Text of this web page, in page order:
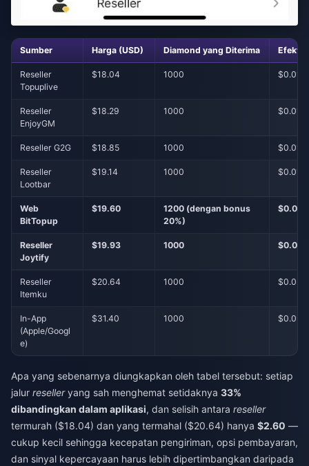
Sumber Harga (USD) Diamond yang Diterima Efektif
Reseller
Topuplive
$18.04 1000
Reseller
EnjoyGM
$18.29 1000
Reseller G2G $18.85 1000
Reseller
Lootbar
$19.14 1000
Web
BitTopup
$19.60
1200 (dengan bonus
20%)
Reseller
Joytify
$19.93 1000
Reseller
Itemku
$20.64 1000
In-App
(Apple/Googl
e)
$31.40 1000
Apa yang sebenarnya diungkapkan oleh tabel tersebut: setiap
jalur reselleryang sah menghemat setidaknya 33%
dibandingkan dalam aplikasi, dan selisih antara reseller
termurah ($18.04) dan yang termahal ($20.64) hanya $2.60 —
cukup kecil sehingga kecepatan pengiriman, opsi pembayaran,
dan sinyal kepercayaan harus lebih dipertimbangkan daripada